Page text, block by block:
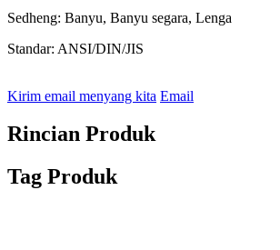
Sedheng: Banyu, Banyu segara, Lenga
Standar: ANSI/DIN/JIS
Kirim email menyang kita Email
Rincian Produk
Tag Produk